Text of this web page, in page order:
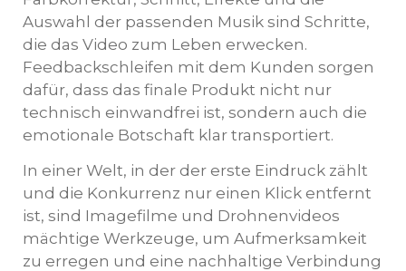
Auswahl der passenden Musik sind Schritte,
die das Video zum Leben erwecken.
Feedbackschleifen mit dem Kunden sorgen
dafür, dass das finale Produkt nicht nur
technisch einwandfrei ist, sondern auch die
emotionale Botschaft klar transportiert.
In einer Welt, in der der erste Eindruck zählt
und die Konkurrenz nur einen Klick entfernt
ist, sind Imagefilme und Drohnenvideos
mächtige Werkzeuge, um Aufmerksamkeit
zu erregen und eine nachhaltige Verbindung